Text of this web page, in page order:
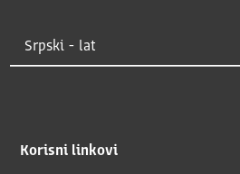
Korisni linkovi